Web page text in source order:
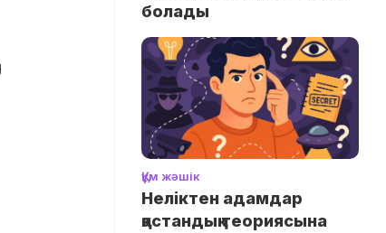
болады
Құм жәшік
Неліктен адамдар
қастандық теориясына